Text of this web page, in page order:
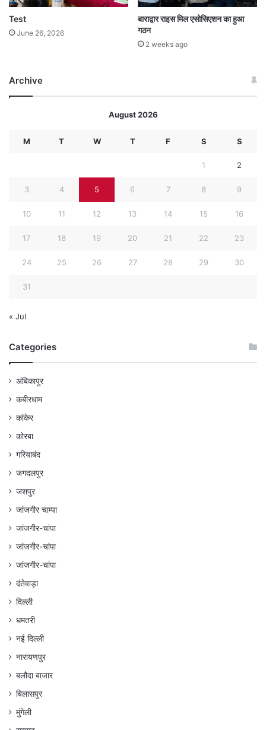
Test
June 26, 2026
बाराद्वार राइस मिल एसोसिएशन का हुआ
गठन
2 weeks ago
Archive
August 2026
M T W T F S S
1 2
3 4 5 6 7 8 9
10 11 12 13 14 15 16
17 18 19 20 21 22 23
24 25 26 27 28 29 30
31
« Jul
Categories
अंबिकापुर
कबीरधाम
कांकेर
कोरबा
गरियाबंद
जगदलपुर
जशपुर
जांजगीर चाम्पा
जांजगीर-चांपा
जांजगीर-चांपा
जांजगीर-चांपा
दंतेवाड़ा
दिल्ली
धमतरी
नई दिल्ली
नारायणपुर
बलौदा बाजार
बिलासपुर
मुंगेली